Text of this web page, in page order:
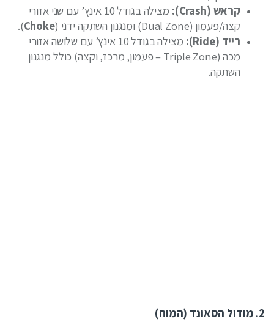
קראש (Crash):
מצילה בגודל 10 אינץ’ עם שני אזורי
קצה/פעמון (Dual Zone) ומנגנון השתקה ידני (
Choke
).
רייד (Ride):
מצילה בגודל 10 אינץ’ עם שלושה אזורי
מכה (Triple Zone – פעמון, מרכז, וקצה) כולל מנגנון
השתקה.
2. מודול הסאונד (המוח)